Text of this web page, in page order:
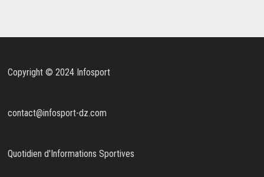
Copyright © 2024 Infosport
contact@infosport-dz.com
Quotidien d'Informations Sportives